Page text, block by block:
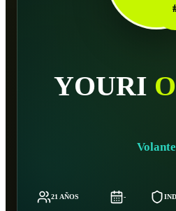
YOURI
Volante
21 AÑOS -